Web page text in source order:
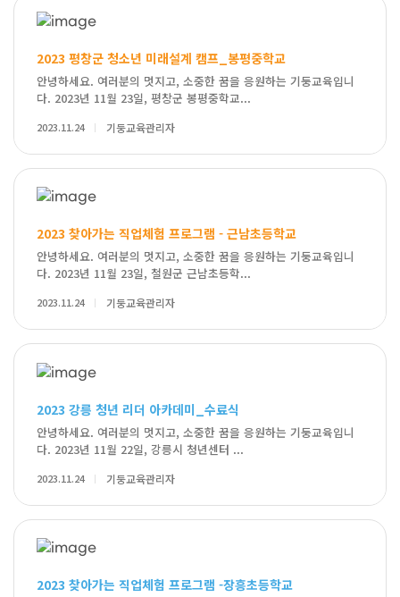
2023 평창군 청소년 미래설계 캠프_봉평중학교
안녕하세요. 여러분의 멋지고, 소중한 꿈을 응원하는 기둥교육입니
다. 2023년 11월 23일, 평창군 봉평중학교...
2023.11.24 기둥교육관리자
2023 찾아가는 직업체험 프로그램 - 근남초등학교
안녕하세요. 여러분의 멋지고, 소중한 꿈을 응원하는 기둥교육입니
다. 2023년 11월 23일, 철원군 근남초등학...
2023.11.24 기둥교육관리자
2023 강릉 청년 리더 아카데미_수료식
안녕하세요. 여러분의 멋지고, 소중한 꿈을 응원하는 기둥교육입니
다. 2023년 11월 22일, 강릉시 청년센터 ...
2023.11.24 기둥교육관리자
2023 찾아가는 직업체험 프로그램 -장흥초등학교